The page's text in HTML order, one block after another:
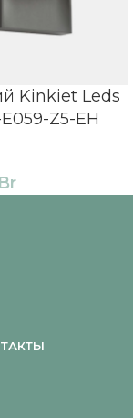
Kinkiet Leds
Z5-EH
Br